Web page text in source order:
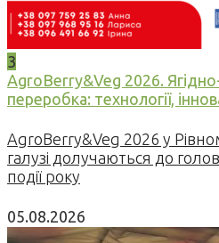
3
AgroBerry&Veg 2026.
переробка: технології,
AgroBerry&Veg 2026 у
галузі долучаються до
події року
05.08.2026